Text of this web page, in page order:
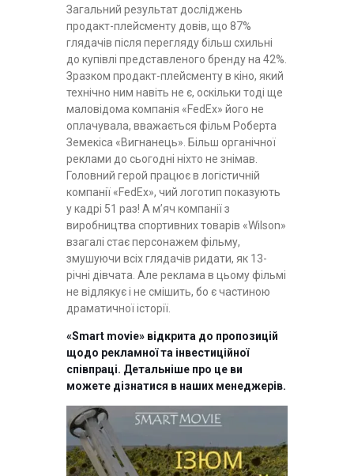
Загальний результат досліджень
продакт-плейсменту довів, що 87%
глядачів після перегляду більш схильні
до купівлі представленого бренду на 42%.
Зразком продакт-плейсменту в кіно, який
технічно ним навіть не є, оскільки тоді ще
маловідома компанія «FedEx» його не
оплачувала, вважається фільм Роберта
Земекіса «Вигнанець». Більш органічної
реклами до сьогодні ніхто не знімав.
Головний герой працює в логістичній
компанії «FedEx», чий логотип показують
у кадрі 51 раз! А м’яч компанії з
виробництва спортивних товарів «Wilson»
взагалі стає персонажем фільму,
змушуючи всіх глядачів ридати, як 13-
річні дівчата. Але реклама в цьому фільмі
не відлякує і не смішить, бо є частиною
драматичної історії.
«Smart movie» відкрита до пропозицій
щодо рекламної та інвестиційної
співпраці. Детальніше про це ви
можете дізнатися в наших менеджерів.